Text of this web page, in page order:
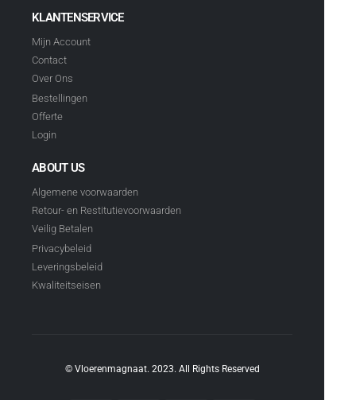
KLANTENSERVICE
Mijn Account
Contact
Over Ons
Bestellingen
Offerte
Login
ABOUT US
Algemene voorwaarden
Retour- en Restitutievoorwaarden
Veilig Betalen
Privacybeleid
Leveringsbeleid
Kwaliteitseisen
© Vloerenmagnaat. 2023. All Rights Reserved